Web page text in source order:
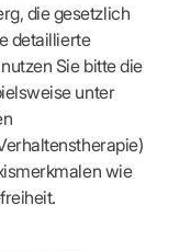
die gesetzlich
detaillierte
Sie bitte die
unter
wie